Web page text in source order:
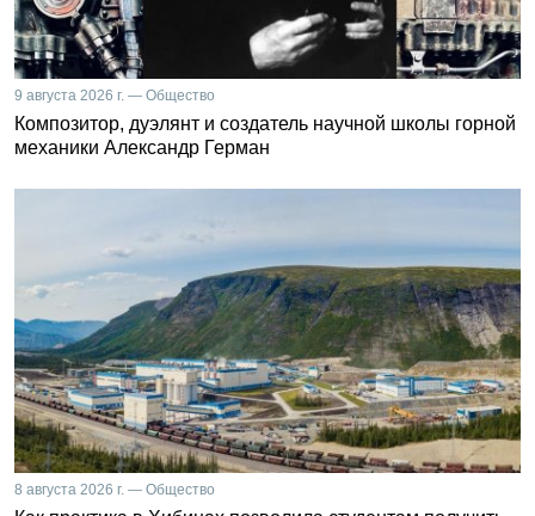
9 августа 2026 г. — Общество
Композитор, дуэлянт и создатель научной школы горной
механики Александр Герман
8 августа 2026 г. — Общество